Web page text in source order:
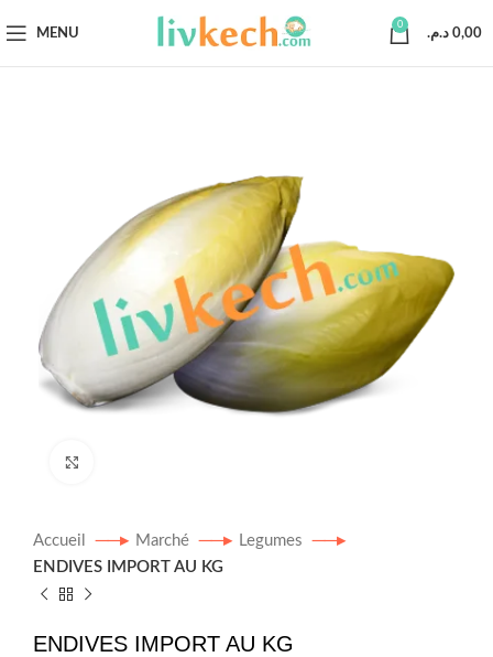
MENU
0
0,00 د.م.
Accueil Marché
Legumes
ENDIVES IMPORT AU KG
ENDIVES IMPORT AU KG